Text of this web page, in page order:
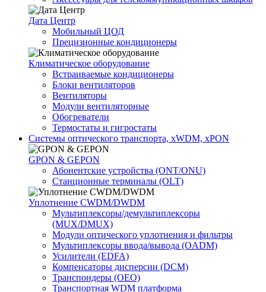
Дата Центр
Мобильный ЦОД
Прецизионные кондиционеры
Климатичeское оборудование
Встраиваемые кондиционеры
Блоки вентиляторов
Вентиляторы
Модули вентиляторные
Обогреватели
Термостаты и гигростаты
Системы оптического транспорта, xWDM, xPON
GPON & GEPON
Абонентские устройства (ONT/ONU)
Станционные терминалы (OLT)
Уплотнение CWDM/DWDM
Мультиплексоры/демультиплексоры
(MUX/DMUX)
Модули оптического уплотнения и фильтры
Мультиплексоры ввода/вывода (OADM)
Усилители (EDFA)
Компенсаторы дисперсии (DCM)
Транспондеры (OEO)
Транспортная WDM платформа